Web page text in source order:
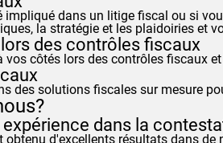
impliqué dans un litige fiscal ou si
la stratégie et les plaidoiries et
des contrôles fiscaux
vos côtés lors des contrôles fiscaux
des solutions fiscales sur mesure
expérience dans la
obtenu d'excellents résultats dans